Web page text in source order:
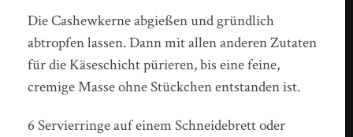
Die Cashewkerne abgießen und gründlich
abtropfen lassen. Dann mit allen anderen Zutaten
für die Käseschicht pürieren, bis eine feine,
cremige Masse ohne Stückchen entstanden ist.
6 Servierringe auf einem Schneidebrett oder